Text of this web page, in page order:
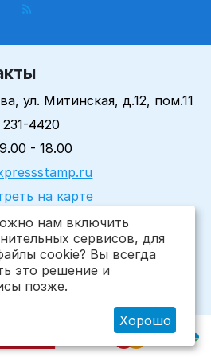
ул. Митинская, д.12, пом.11
4420
- 18.00
на карте
нам включить
сервисов, для
cookie? Вы всегда
это решение и
позже.
Хорошо